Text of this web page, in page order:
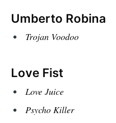
Umberto Robina
Trojan Voodoo
Love Fist
Love Juice
Psycho Killer